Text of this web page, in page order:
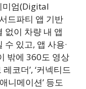
미엄(Digital
드파티 앱 기반
없이 차량 내 앱
있고, 앱 사용·
밖에 360도 영상
코더’, ‘커넥티드
니메이션’ 등도